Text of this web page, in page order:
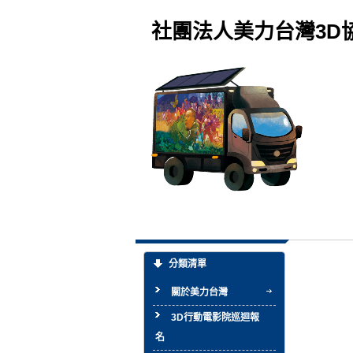
社團法人美力台灣3D
分類清單
關於美力台灣
3D行動電影院巡迴報
名